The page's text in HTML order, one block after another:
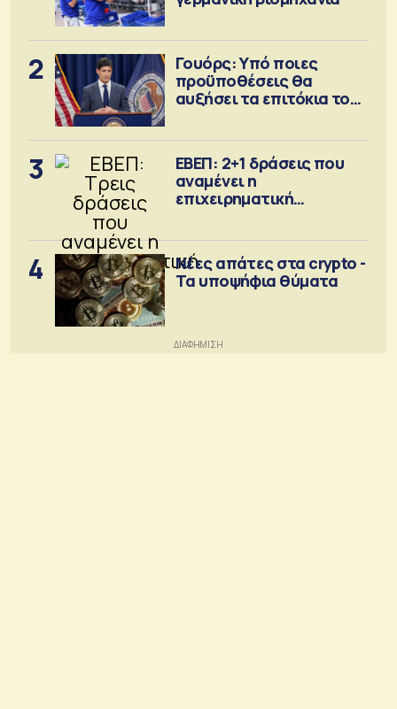
2
Γουόρς: Υπό ποιες
προϋποθέσεις θα
αυξήσει τα επιτόκια τον
3
ΕΒΕΠ: 2+1 δράσεις που
αναμένει η
επιχειρηματική
4
Νέες απάτες στα crypto -
Τα υποψήφια θύματα